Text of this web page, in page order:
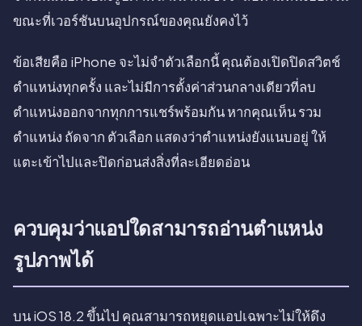
ขณะที่เวอร์ชันบนอุปกรณ์ของคุณยังคงไว้
ข้อเสียคือ iPhone จะไม่จำตัวเลือกนี้ คุณต้องเปิดปิดสวิตช์
ตำแหน่งทุกครั้ง และไม่มีการตั้งค่าส่วนกลางเดียวที่ลบ
ตำแหน่งออกจากทุกการแชร์พร้อมกัน หากคุณเห็น รวม
ตำแหน่ง ถัดจาก ตัวเลือก แสดงว่าตำแหน่งยังแนบอยู่ ให้
แตะเข้าไปและปิดก่อนส่งสิ่งที่ละเอียดอ่อน
ควบคุมว่าแอปใดสามารถอ่านตำแหน่ง
รูปภาพได้
บน iOS 18.2 ขึ้นไป คุณสามารถหยุดแอปเฉพาะไม่ให้ดึง